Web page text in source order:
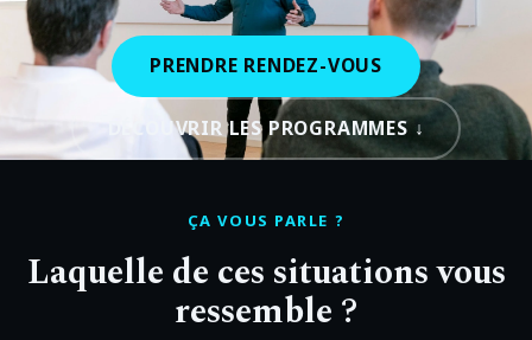
PRENDRE RENDEZ-VOUS
DÉCOUVRIR LES PROGRAMMES ↓
ÇA VOUS PARLE ?
Laquelle de ces situations vous
ressemble ?